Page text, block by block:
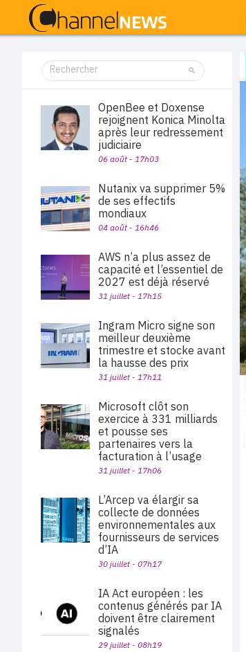
OpenBee et Doxense
rejoignent Konica Minolta
après leur redressement
judiciaire
06 août - 17h03
Nutanix va supprimer 5%
de ses effectifs
mondiaux
04 août - 16h46
AWS n’a plus assez de
capacité et l’essentiel de
2027 est déjà réservé
31 juillet - 17h15
Ingram Micro signe son
meilleur deuxième
trimestre et stocke avant
la hausse des prix
31 juillet - 17h11
Microsoft clôt son
exercice à 331 milliards
et pousse ses
partenaires vers la
facturation à l’usage
31 juillet - 17h06
L’Arcep va élargir sa
collecte de données
environnementales aux
fournisseurs de services
d’IA
30 juillet - 07h17
IA Act européen : les
contenus générés par IA
doivent être clairement
signalés
29 juillet - 08h19